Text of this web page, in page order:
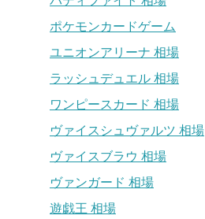
ポケモンカードゲーム
ユニオンアリーナ 相場
ラッシュデュエル 相場
ワンピースカード 相場
ヴァイスシュヴァルツ 相場
ヴァイスブラウ 相場
ヴァンガード 相場
遊戯王 相場